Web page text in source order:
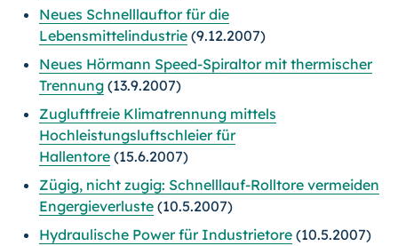
Neues Schnelllauftor für die
Lebensmittelindustrie (9.12.2007)
Neues Hörmann Speed-Spiraltor mit thermischer
Trennung (13.9.2007)
Zugluftfreie Klimatrennung mittels
Hochleistungsluftschleier für
Hallentore (15.6.2007)
Zügig, nicht zugig: Schnelllauf-Rolltore vermeiden
Engergieverluste (10.5.2007)
Hydraulische Power für Industrietore (10.5.2007)